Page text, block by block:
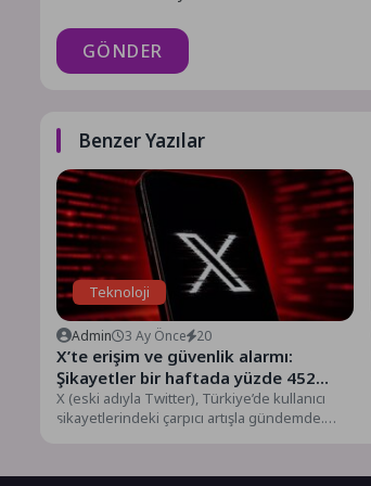
GÖNDER
Benzer Yazılar
Teknoloji
Admin 3 Ay Önce 20
X’te erişim ve güvenlik alarmı:
Şikayetler bir haftada yüzde 452
arttı
X (eski adıyla Twitter), Türkiye’de kullanıcı
şikayetlerindeki çarpıcı artışla gündemde.